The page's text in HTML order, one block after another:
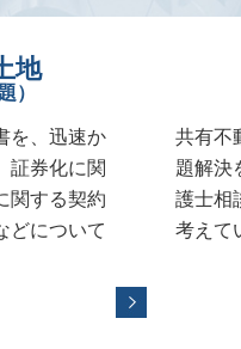
地
）
を、迅速か
証券化に関
関する契約
どについて
共有不
題解決
護士相
考えて